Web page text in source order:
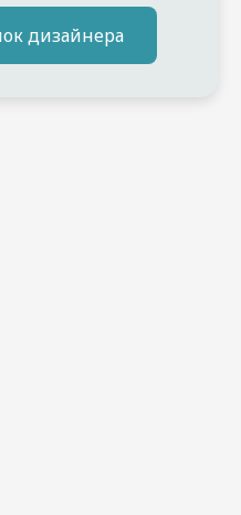
дизайнера